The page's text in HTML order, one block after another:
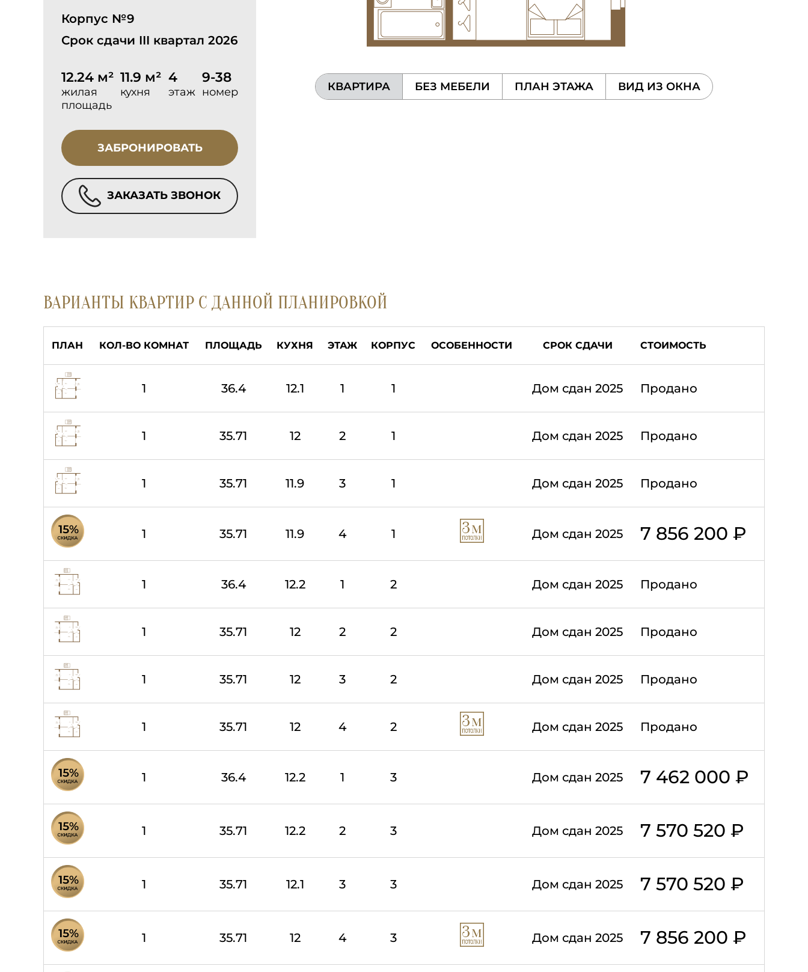
Корпус №9
Срок сдачи III квартал 2026
12.24 м²
жилая
площадь
11.9 м²
кухня
4
этаж
9-38
номер
ЗАБРОНИРОВАТЬ
ЗАКАЗАТЬ ЗВОНОК
КВАРТИРА БЕЗ МЕБЕЛИ ПЛАН ЭТАЖА ВИД ИЗ ОКНА
ВАРИАНТЫ КВАРТИР С ДАННОЙ ПЛАНИРОВКОЙ
ПЛАН КОЛ-ВО КОМНАТ ПЛОЩАДЬ КУХНЯ ЭТАЖ КОРПУС ОСОБЕННОСТИ СРОК СДАЧИ СТОИМОСТЬ
1 36.4 12.1 1 1 Дом сдан 2025 Продано
1 35.71 12 2 1 Дом сдан 2025 Продано
1 35.71 11.9 3 1 Дом сдан 2025 Продано
1 35.71 11.9 4 1 Дом сдан 2025 7 856 200 ₽
1 36.4 12.2 1 2 Дом сдан 2025 Продано
1 35.71 12 2 2 Дом сдан 2025 Продано
1 35.71 12 3 2 Дом сдан 2025 Продано
1 35.71 12 4 2 Дом сдан 2025 Продано
1 36.4 12.2 1 3 Дом сдан 2025 7 462 000 ₽
1 35.71 12.2 2 3 Дом сдан 2025 7 570 520 ₽
1 35.71 12.1 3 3 Дом сдан 2025 7 570 520 ₽
1 35.71 12 4 3 Дом сдан 2025 7 856 200 ₽